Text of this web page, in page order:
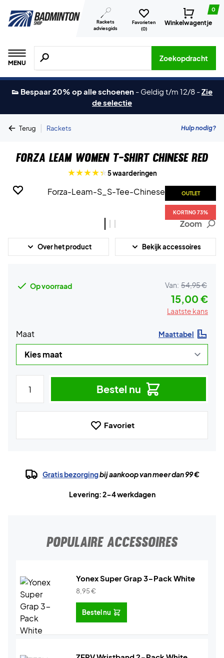
Rackets
adviesgids
Favorieten
(0)
0
Winkelwagentje
MENU
Zoeken naar producten, merken etc.
Zoekopdracht
👟 Bespaar 20% op alle schoenen - Geldig t/m 12/8 -Zie
de selectie
Terug | Rackets Hulp nodig?
Forza Leam Women T-shirt Chinese Red
5 waarderingen
OUTLET
KORTING 73%
OUTLET
KORTING 73%
OUTLET
KORTING 73%
Zoom
Over het product Bekijk accessoires
Op voorraad Van: 54,95 €
15,00 €
Laatste kans
Maat Maattabel
Bestel nu
Favoriet
Gratis bezorgingbij aankoop van meer dan 99 €
Levering: 2-4 werkdagen
POPULAIRE ACCESSOIRES
Yonex Super Grap 3-Pack White
8,95€
Bestel nu